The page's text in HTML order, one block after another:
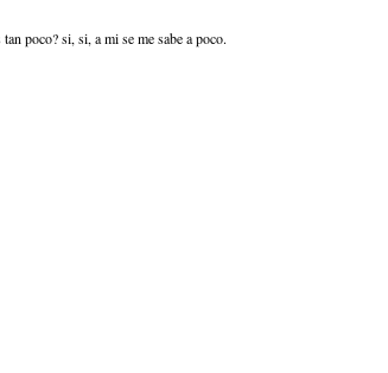
poco? si, si, a mi se me sabe a poco.